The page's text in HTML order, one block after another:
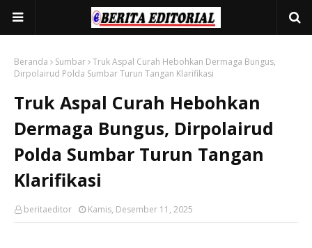
Beranda Sumbar Truk Aspal Curah Hebohkan Dermaga Bungus,
Dirpolairud Polda Sumbar Turun Tangan Klarifikasi
Truk Aspal Curah Hebohkan
Dermaga Bungus, Dirpolairud
Polda Sumbar Turun Tangan
Klarifikasi
beritaeditor Kamis, Desember 11, 2025